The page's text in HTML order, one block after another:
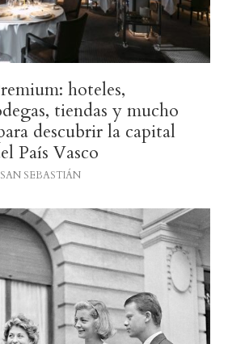
hoteles,
tiendas y mucho
descubrir la capital
País Vasco
SAN SEBASTIÁN